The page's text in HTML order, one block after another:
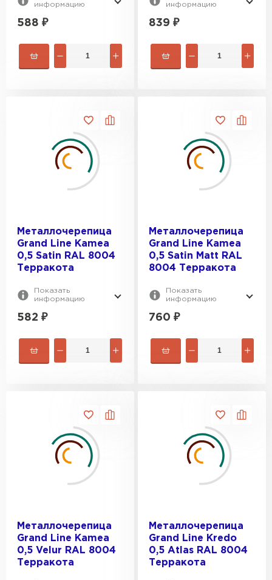
информацию
588 ₽
информацию
839 ₽
Металлочерепица
Grand Line Kamea
0,5 Satin RAL 8004
Терракота
Показать
информацию
582 ₽
Металлочерепица
Grand Line Kamea
0,5 Satin Мatt RAL
8004 Терракота
Показать
информацию
760 ₽
Металлочерепица
Grand Line Kamea
0,5 Velur RAL 8004
Терракота
Металлочерепица
Grand Line Kredo
0,5 Atlas RAL 8004
Терракота